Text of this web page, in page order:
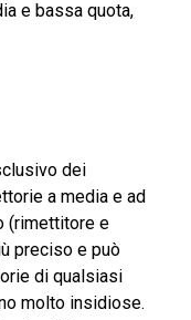
e bassa quota,
dei
a media e ad
(rimettitore e
preciso e può
di qualsiasi
molto insidiose.